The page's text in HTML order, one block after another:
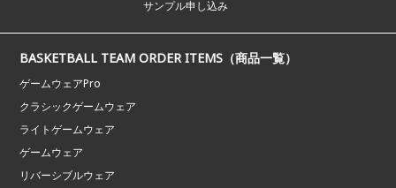
サンプル申し込み
BASKETBALL TEAM ORDER ITEMS（商品一覧）
ゲームウェアPro
クラシックゲームウェア
ライトゲームウェア
ゲームウェア
リバーシブルウェア